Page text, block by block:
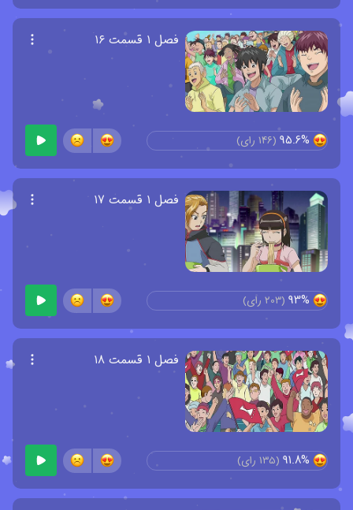
فصل ۱ قسمت ۱۶
95.6%
(
146 رای)
فصل ۱ قسمت ۱۷
93%
(
203 رای)
فصل ۱ قسمت ۱۸
91.8%
(
135 رای)